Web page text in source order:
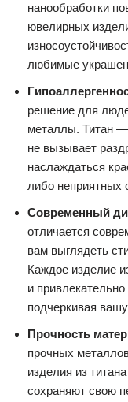
нанообработки
ювелирных
любимые
решение для
металлы. Титан —
не вызывает
наслаждаться
либо неприятных
Современный
отличается
вам выглядеть
Каждое изделие
и
подчеркивая
Прочность
прочных
изделия из
сохраняют свою